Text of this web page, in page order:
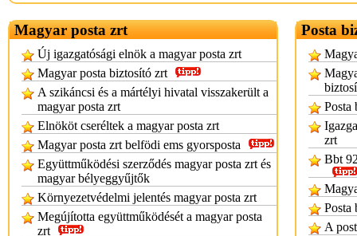
Magyar posta zrt
Új igazgatósági elnök a magyar posta zrt
Magyar posta biztosító zrt
A szikáncsi és a mártélyi hivatal visszakerült a
magyar posta zrt
Elnököt cseréltek a magyar posta zrt
Magyar posta zrt belfödi ems gyorsposta
Együttműködési szerződés magyar posta zrt és
magyar bélyeggyűjtők
Környezetvédelmi jelentés magyar posta zrt
Megújította együttműködését a magyar posta
zrt
Posta
Posta
zrt
Bbt
Posta
A